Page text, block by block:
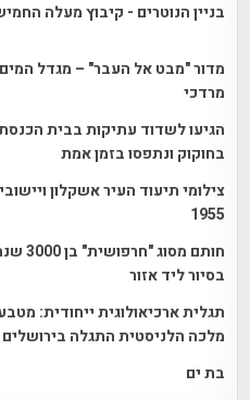
בניין הנוטרים - קיבוץ מעלה
מדור "מבט אל העבר" – מגדל המים
מרדכי
הגיעו לשדוד עתיקות בבית
בחוקוק ונתפסו בזמן אמת
צילומי תיעוד העיר אשקלון
1955
חותם
בסיור ליד אזור
תגלית ארכיאולוגית ייחודית:
מלכה הלניסטית התגלה בירושלים
בת ים